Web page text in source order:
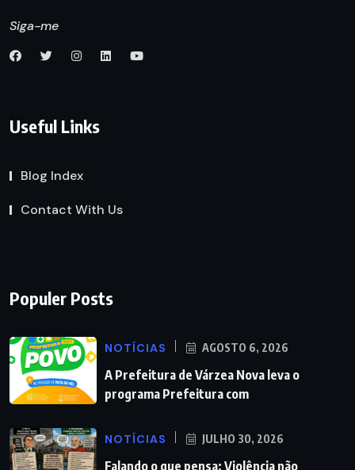
Siga-me
Useful Links
Blog Index
Contact With Us
Populer Posts
NOTÍCIAS AGOSTO 6, 2026
A Prefeitura de Várzea Nova leva o
programa Prefeitura com
NOTÍCIAS JULHO 30, 2026
Falando o que pensa: Violência não